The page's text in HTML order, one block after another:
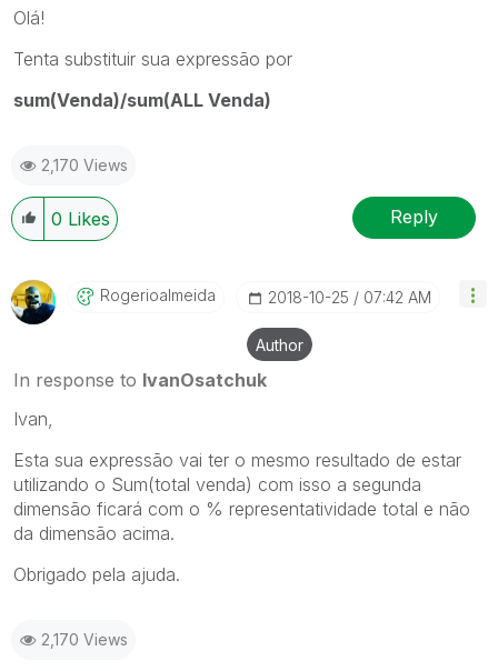
Olá!
Tenta substituir sua expressão por
sum(Venda)/sum(ALL Venda)
2,170 Views
0 Likes Reply
Rogerioalmeida ‎2018-10-25 07:42 AM
Author
In response to IvanOsatchuk
Ivan,
Esta sua expressão vai ter o mesmo resultado de estar
utilizando o Sum(total venda) com isso a segunda
dimensão ficará com o % representatividade total e não
da dimensão acima.
Obrigado pela ajuda.
2,170 Views